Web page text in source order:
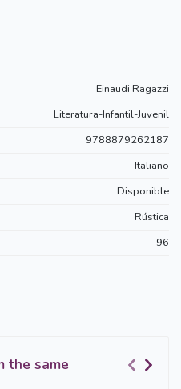
Einaudi Ragazzi
Literatura-Infantil-Juvenil
9788879262187
Italiano
Disponible
Rústica
96
the same